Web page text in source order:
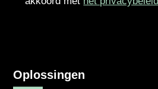
Oplossingen